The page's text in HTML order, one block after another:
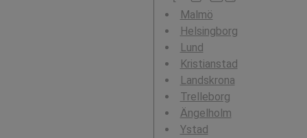
Malmö
Helsingborg
Lund
Kristianstad
Landskrona
Trelleborg
Ängelholm
Ystad